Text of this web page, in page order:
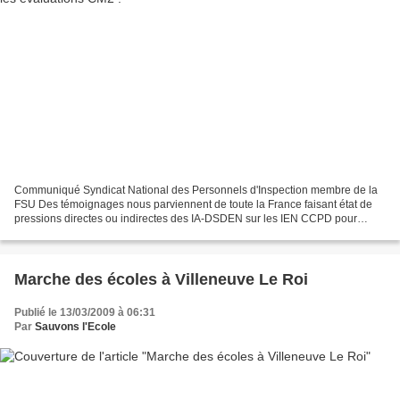
Communiqué Syndicat National des Personnels d'Inspection membre de la
FSU Des témoignages nous parviennent de toute la France faisant état de
pressions directes ou indirectes des IA-DSDEN sur les IEN CCPD pour
Marche des écoles à Villeneuve Le Roi
Publié le 13/03/2009 à 06:31
Par Sauvons l'Ecole